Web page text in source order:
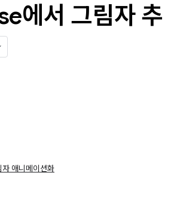
에서 그림자 추
자 애니메이션화